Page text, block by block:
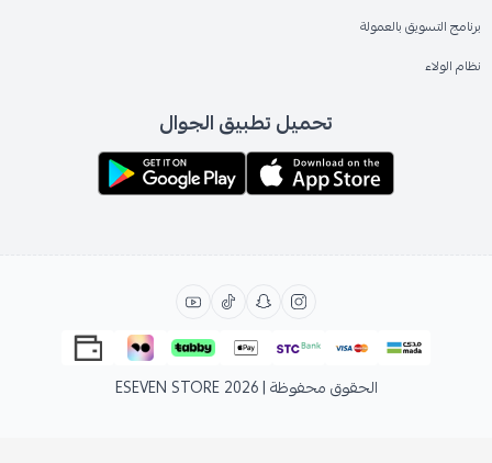
برنامج التسويق بالعمولة
نظام الولاء
تحميل تطبيق الجوال
الحقوق محفوظة | 2026 ESEVEN STORE